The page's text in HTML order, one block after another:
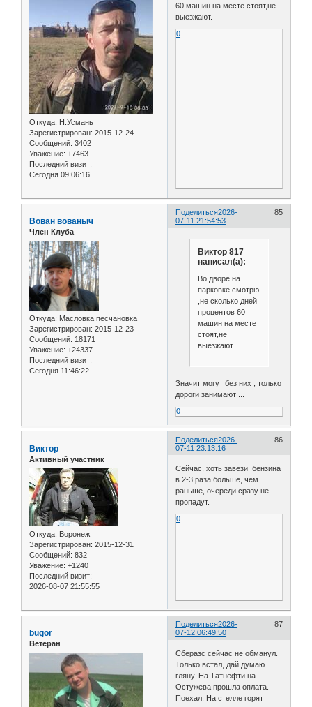
Откуда: Н.Усмань
Зарегистрирован: 2015-12-24
Сообщений: 3402
Уважение: +7463
Последний визит:
Сегодня 09:06:16
60 машин на месте стоят,не
выезжают.
0
Поделиться 85
2026-
07-11 21:54:53
Вован вованыч
Член Клуба
Откуда: Масловка песчановка
Зарегистрирован: 2015-12-23
Сообщений: 18171
Уважение: +24337
Последний визит:
Сегодня 11:46:22
Виктор 817
написал(а):
Во дворе на
парковке смотрю
,не сколько дней
процентов 60
машин на месте
стоят,не
выезжают.
Значит могут без них , только
дороги занимают ...
0
Поделиться 86
2026-
07-11 23:13:16
Виктор
Активный участник
Откуда: Воронеж
Зарегистрирован: 2015-12-31
Сообщений: 832
Уважение: +1240
Последний визит:
2026-08-07 21:55:55
Сейчас, хоть завези бензина
в 2-3 раза больше, чем
раньше, очереди сразу не
пропадут.
0
Поделиться 87
2026-
07-12 06:49:50
bugor
Ветеран
Сберазс сейчас не обманул.
Только встал, дай думаю
гляну. На Татнефти на
Остужева прошла оплата.
Поехал. На стелле горят